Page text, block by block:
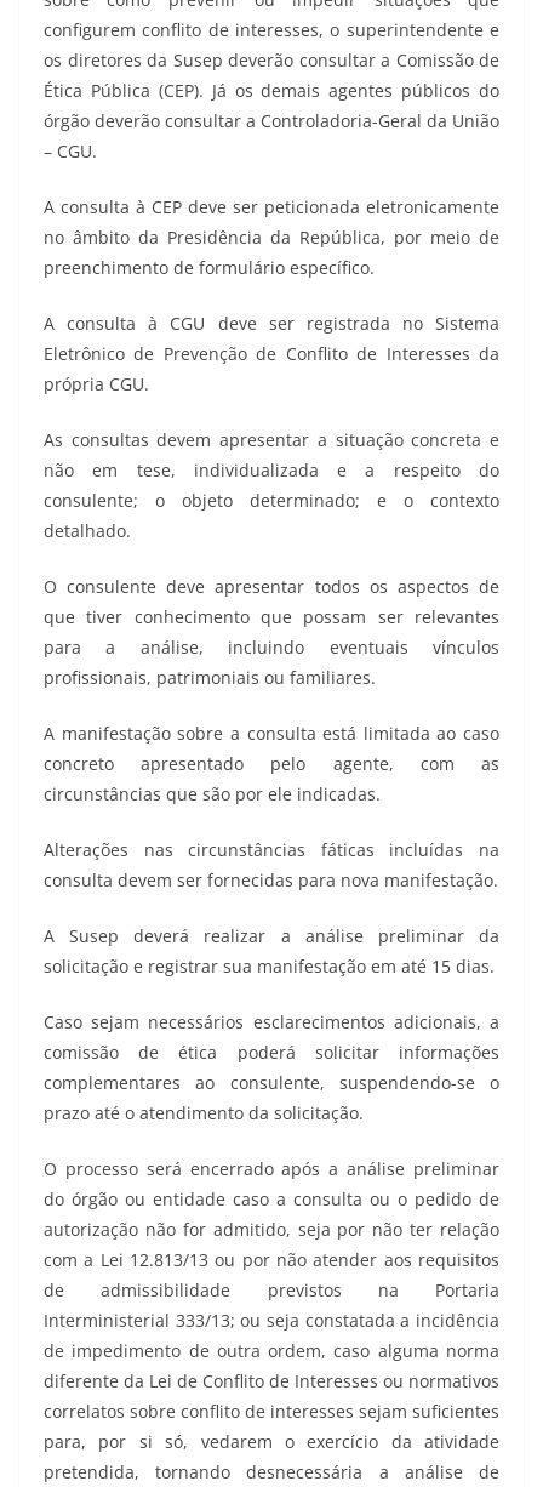
configurem conflito de interesses, o superintendente e
os diretores da Susep deverão consultar a Comissão de
Ética Pública (CEP). Já os demais agentes públicos do
órgão deverão consultar a Controladoria-Geral da União
– CGU.
A consulta à CEP deve ser peticionada eletronicamente
no âmbito da Presidência da República, por meio de
preenchimento de formulário específico.
A consulta à CGU deve ser registrada no Sistema
Eletrônico de Prevenção de Conflito de Interesses da
própria CGU.
As consultas devem apresentar a situação concreta e
não em tese, individualizada e a respeito do
consulente; o objeto determinado; e o contexto
detalhado.
O consulente deve apresentar todos os aspectos de
que tiver conhecimento que possam ser relevantes
para a análise, incluindo eventuais vínculos
profissionais, patrimoniais ou familiares.
A manifestação sobre a consulta está limitada ao caso
concreto apresentado pelo agente, com as
circunstâncias que são por ele indicadas.
Alterações nas circunstâncias fáticas incluídas na
consulta devem ser fornecidas para nova manifestação.
A Susep deverá realizar a análise preliminar da
solicitação e registrar sua manifestação em até 15 dias.
Caso sejam necessários esclarecimentos adicionais, a
comissão de ética poderá solicitar informações
complementares ao consulente, suspendendo-se o
prazo até o atendimento da solicitação.
O processo será encerrado após a análise preliminar
do órgão ou entidade caso a consulta ou o pedido de
autorização não for admitido, seja por não ter relação
com a Lei 12.813/13 ou por não atender aos requisitos
de admissibilidade previstos na Portaria
Interministerial 333/13; ou seja constatada a incidência
de impedimento de outra ordem, caso alguma norma
diferente da Lei de Conflito de Interesses ou normativos
correlatos sobre conflito de interesses sejam suficientes
para, por si só, vedarem o exercício da atividade
pretendida, tornando desnecessária a análise de